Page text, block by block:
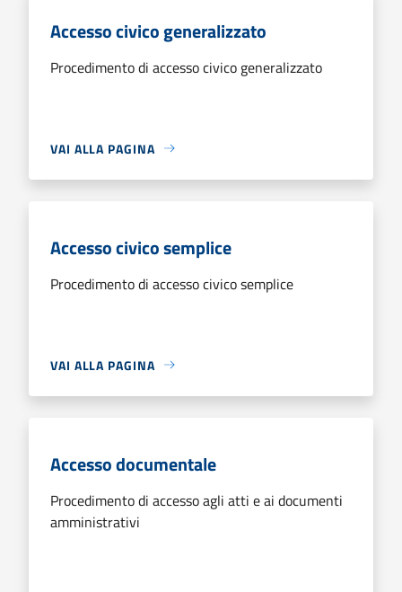
Accesso civico generalizzato
Procedimento di accesso civico generalizzato
VAI ALLA PAGINA
Accesso civico semplice
Procedimento di accesso civico semplice
VAI ALLA PAGINA
Accesso documentale
Procedimento di accesso agli atti e ai documenti
amministrativi